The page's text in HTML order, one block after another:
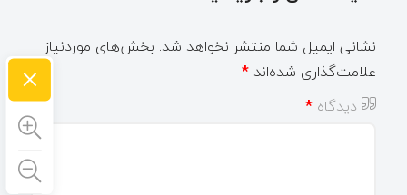
نشانی ایمیل شما منتشر نخواهد شد. بخش‌های موردنیاز
علامت‌گذاری شده‌اند *
دیدگاه *
×